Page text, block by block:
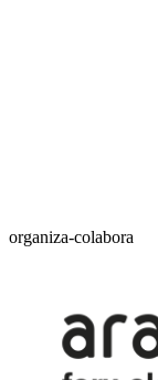
organiza-colabora